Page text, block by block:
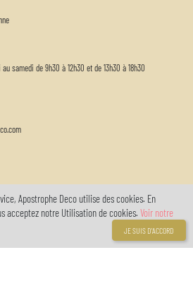
samedi de 9h30 à 12h30 et de 13h30 à 18h30
Apostrophe Deco utilise des cookies. En
acceptez notre Utilisation de cookies. Voir notre
JE SUIS D'ACCORD